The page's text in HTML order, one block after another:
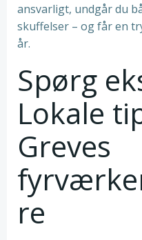
ansvarligt, undgår du
skuffelser – og får en
år.
Spørg
Lokale
Greves
re